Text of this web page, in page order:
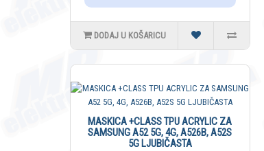
DODAJ U KOŠARICU
MASKICA +CLASS TPU ACRYLIC ZA
SAMSUNG A52 5G, 4G, A526B, A52S
5G LJUBIČASTA